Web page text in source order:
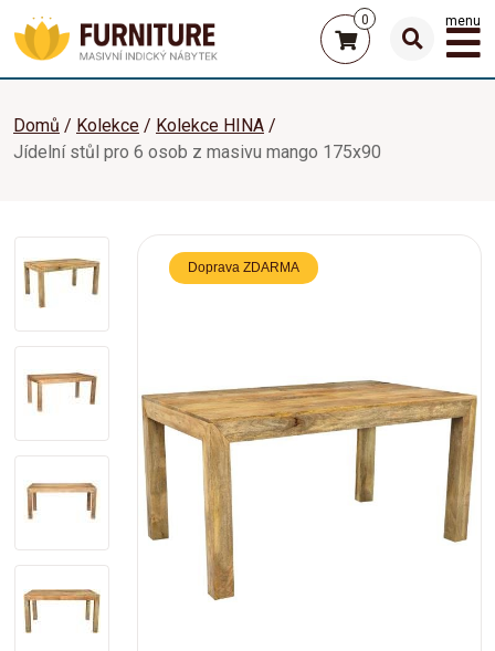
0 menu
Domů Kolekce
Kolekce HINA
Jídelní stůl pro 6 osob z masivu mango 175x90
Doprava ZDARMA